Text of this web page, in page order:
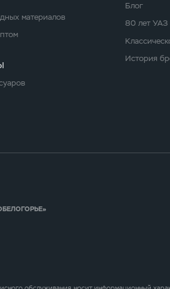
материалов
Блог
80 лет УАЗ
История